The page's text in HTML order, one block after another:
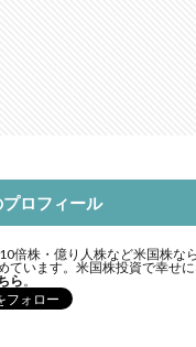
ロフィール
倍株・億り人株など米国株な
ています。米国株投資で幸せ
ら 。